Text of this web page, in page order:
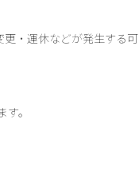
・運休などが発生する可
。